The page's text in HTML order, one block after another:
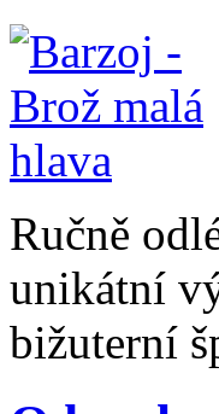
Ručně
unikátní
bižuterní